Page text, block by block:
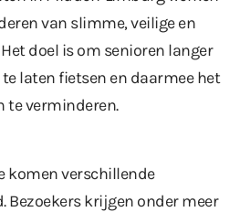
van slimme, veilige en
doel is om senioren langer
laten fietsen en daarmee het
te verminderen.
komen verschillende
Bezoekers krijgen onder meer